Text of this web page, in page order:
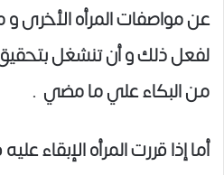
عن مواصفات المرأه الأخرى و
لفعل ذلك و أن تنشغل
من البكاء علي ما مضي .
أما إذا قررت المرأه الإبقاء